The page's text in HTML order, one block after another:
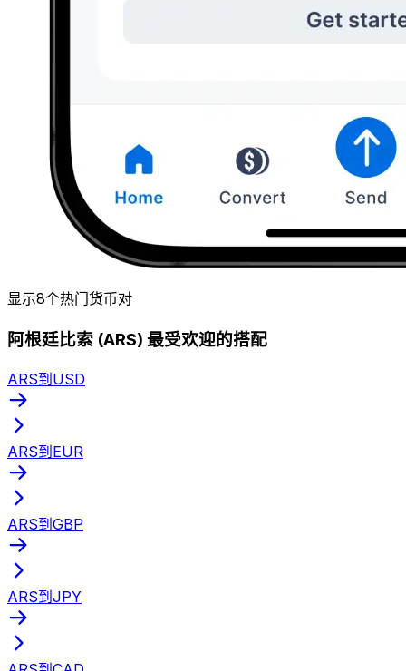
显示8个热门货币对
阿根廷比索 (ARS) 最受欢迎的搭配
ARS到USD
ARS到EUR
ARS到GBP
ARS到JPY